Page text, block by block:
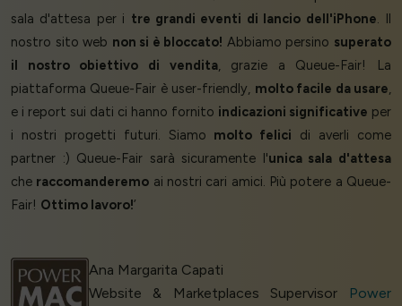
sala d'attesa per i tre grandi eventi di lancio dell'iPhone. Il
nostro sito web non si è bloccato! Abbiamo persino superato
il nostro obiettivo di vendita, grazie a Queue-Fair! La
piattaforma Queue-Fair è user-friendly, molto facile da usare,
e i report sui dati ci hanno fornito indicazioni significative per
i nostri progetti futuri. Siamo molto felici di averli come
partner :) Queue-Fair sarà sicuramente l'unica sala d'attesa
che raccomanderemo ai nostri cari amici. Più potere a Queue-
Fair! Ottimo lavoro!’
Ana Margarita Capati
Website & Marketplaces Supervisor
Power